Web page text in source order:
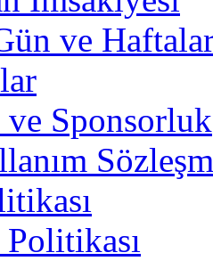
ve
ve Sponsorluk